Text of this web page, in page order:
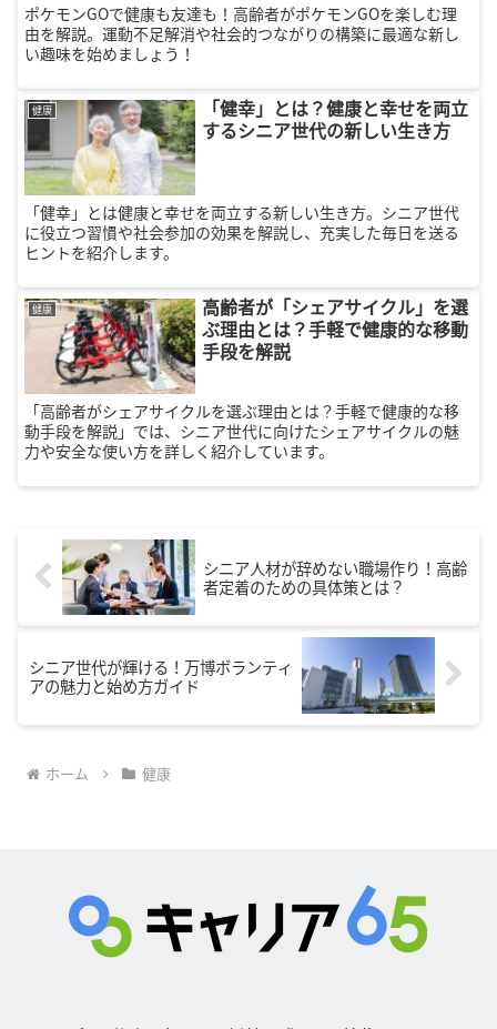
ポケモンGOで健康も友達も！高齢者がポケモンGOを楽しむ理
由を解説。運動不足解消や社会的つながりの構築に最適な新し
い趣味を始めましょう！
健康
「健幸」とは？健康と幸せを両立
するシニア世代の新しい生き方
「健幸」とは健康と幸せを両立する新しい生き方。シニア世代
に役立つ習慣や社会参加の効果を解説し、充実した毎日を送る
ヒントを紹介します。
健康
高齢者が「シェアサイクル」を選
ぶ理由とは？手軽で健康的な移動
手段を解説
「高齢者がシェアサイクルを選ぶ理由とは？手軽で健康的な移
動手段を解説」では、シニア世代に向けたシェアサイクルの魅
力や安全な使い方を詳しく紹介しています。
シニア人材が辞めない職場作り！高齢
者定着のための具体策とは？
シニア世代が輝ける！万博ボランティ
アの魅力と始め方ガイド
ホーム 健康